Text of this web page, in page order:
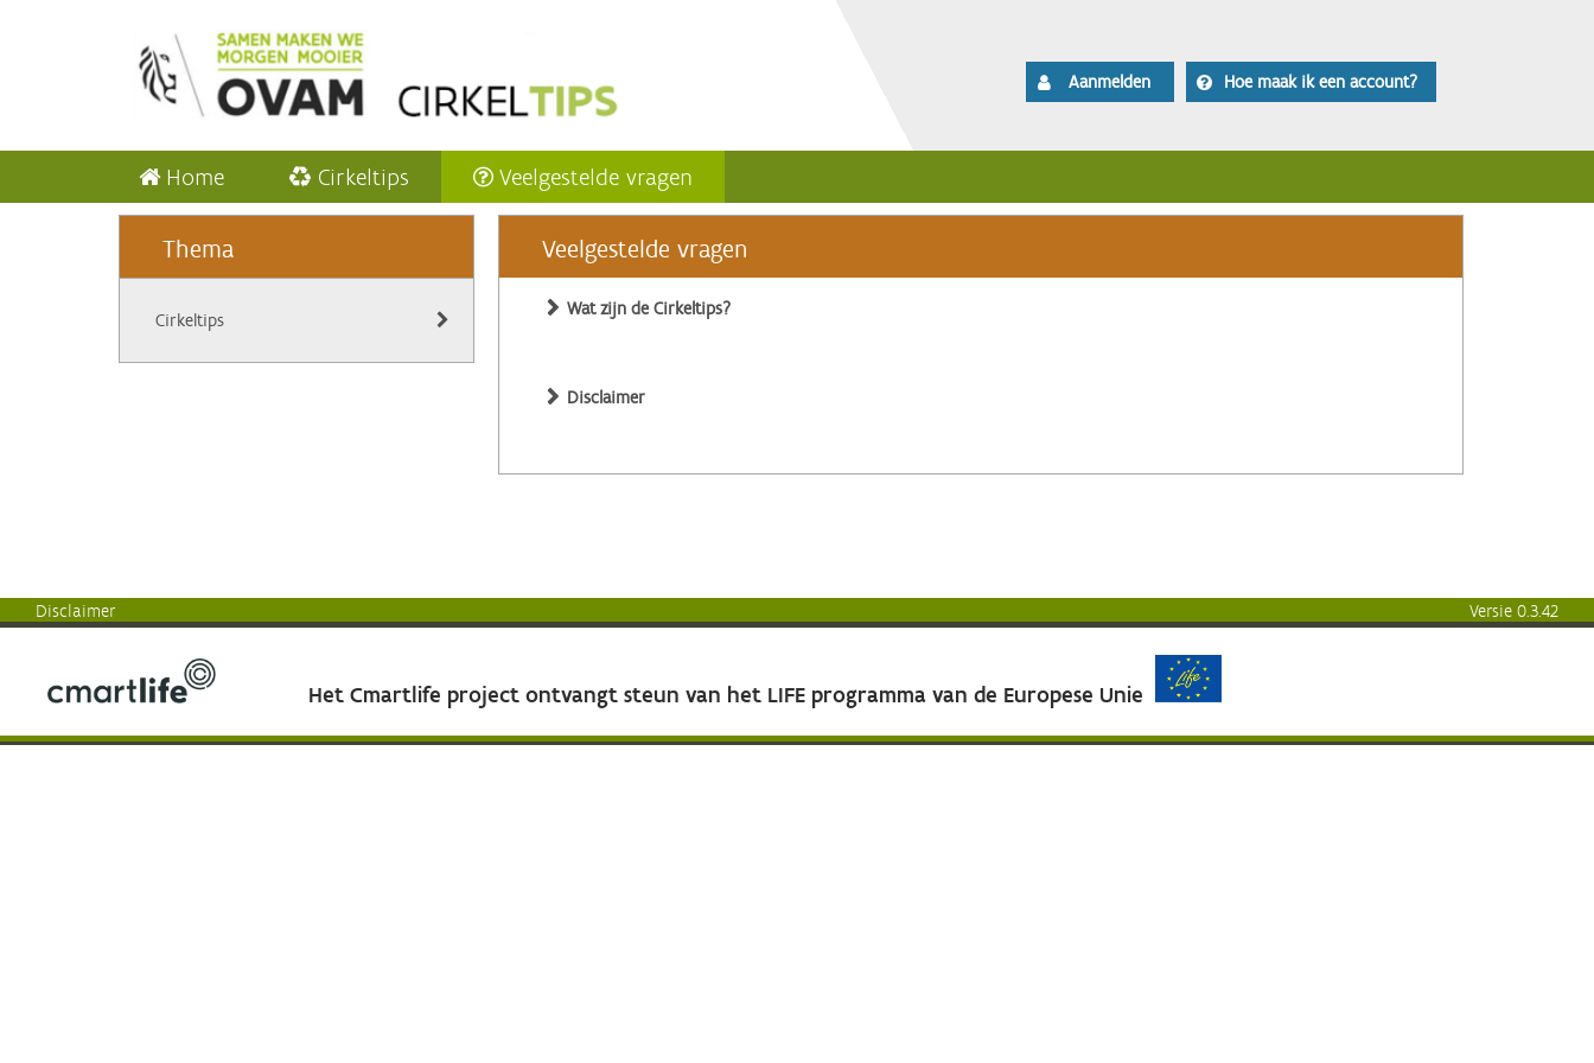
Aanmelden Hoe maak ik een account?
Home Cirkeltips Veelgestelde vragen
Thema
Cirkeltips
Veelgestelde vragen
Wat zijn de Cirkeltips?
Disclaimer
Disclaimer Versie 0.3.42
Het Cmartlife project ontvangt steun van het LIFE programma van de Europese Unie